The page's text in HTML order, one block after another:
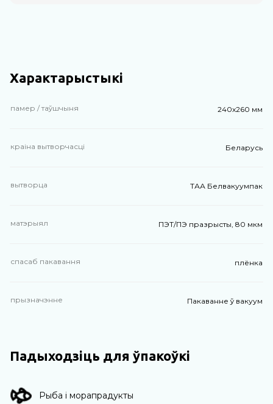
Характарыстыкі
памер / таўшчыня 240х260 мм
краіна вытворчасці Беларусь
вытворца ТАА Белвакуумпак
матэрыял ПЭТ/ПЭ празрысты, 80 мкм
спасаб пакавання плёнка
прызначэнне Пакаванне ў вакуум
Падыходзіць для ўпакоўкі
Рыба і морапрадукты